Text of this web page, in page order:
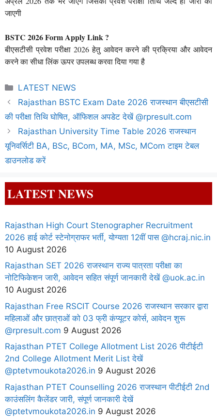
जाएगी
BSTC 2026 Form Apply Link ?
बीएसटीसी प्रवेश परीक्षा 2026 हेतु आवेदन करने की प्रक्रिया और आवेदन
करने का सीधा लिंक ऊपर उपलब्ध करवा दिया गया है
Categories
LATEST NEWS
Rajasthan BSTC Exam Date 2026 राजस्थान बीएसटीसी
की परीक्षा तिथि घोषित, ऑफिशल अपडेट देखें @rpresult.com
Rajasthan University Time Table 2026 राजस्थान
यूनिवर्सिटी BA, BSc, BCom, MA, MSc, MCom टाइम टेबल
डाउनलोड करें
LATEST NEWS
Rajasthan High Court Stenographer Recruitment
2026 हाई कोर्ट स्टेनोग्राफर भर्ती, योग्यता 12वीं पास @hcraj.nic.in
10 August 2026
Rajasthan SET 2026 राजस्थान राज्य पात्रता परीक्षा का
नोटिफिकेशन जारी, आवेदन सहित संपूर्ण जानकारी देखें @uok.ac.in
10 August 2026
Rajasthan Free RSCIT Course 2026 राजस्थान सरकार द्वारा
महिलाओं और छात्राओं को 03 फ्री कंप्यूटर कोर्स, आवेदन शुरू
@rpresult.com 9 August 2026
Rajasthan PTET College Allotment List 2026 पीटीईटी
2nd College Allotment Merit List देखें
@ptetvmoukota2026.in 9 August 2026
Rajasthan PTET Counselling 2026 राजस्थान पीटीईटी 2nd
काउंसलिंग कैलेंडर जारी, संपूर्ण जानकारी देखें
@ptetvmoukota2026.in 9 August 2026